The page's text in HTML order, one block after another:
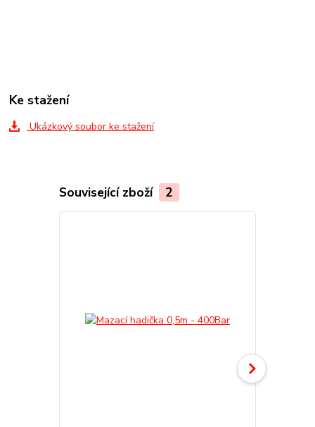
Ke stažení
Ukázkový soubor ke stažení
Související zboží 2